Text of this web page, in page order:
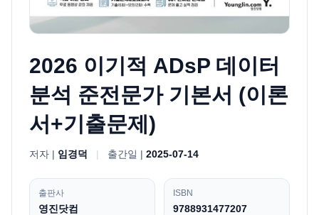
2026 이기적 ADsP 데이터
분석 준전문가 기본서 (이론
서+기출문제)
저자 | 임경덕 | 출간일 | 2025-07-14
출판사
영진닷컴
ISBN
9788931477207